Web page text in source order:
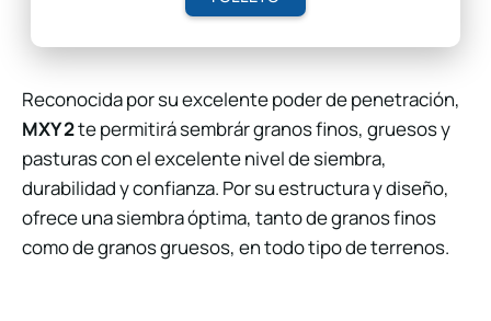
Reconocida por su excelente poder de penetración,
MXY 2te permitirá sembrár granos finos, gruesos y
pasturas con el excelente nivel de siembra,
durabilidad y confianza. Por su estructura y diseño,
ofrece una siembra óptima, tanto de granos finos
como de granos gruesos, en todo tipo de terrenos.